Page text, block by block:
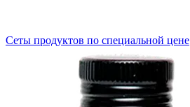
Сеты продуктов по специальной цене